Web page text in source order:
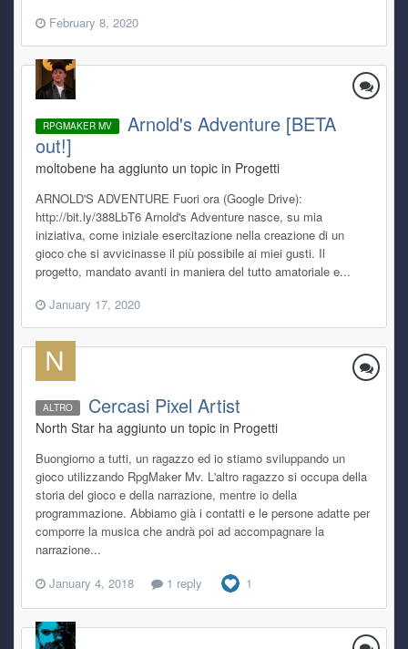
February 8, 2020
RPGMAKER MV
Arnold's Adventure [BETA
out!]
moltobene ha aggiunto un topic in Progetti
ARNOLD'S ADVENTURE Fuori ora (Google Drive):
http://bit.ly/388LbT6 Arnold's Adventure nasce, su mia
iniziativa, come iniziale esercitazione nella creazione di un
gioco che si avvicinasse il più possibile ai miei gusti. Il
progetto, mandato avanti in maniera del tutto amatoriale e...
January 17, 2020
ALTRO Cercasi Pixel Artist
North Star ha aggiunto un topic in Progetti
Buongiorno a tutti, un ragazzo ed io stiamo sviluppando un
gioco utilizzando RpgMaker Mv. L'altro ragazzo si occupa della
storia del gioco e della narrazione, mentre io della
programmazione. Abbiamo già i contatti e le persone adatte per
comporre la musica che andrà poi ad accompagnare la
narrazione...
January 4, 2018
1 reply 1